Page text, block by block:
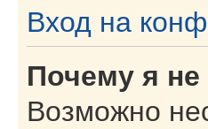
Вход на
Почему я не
Возможно